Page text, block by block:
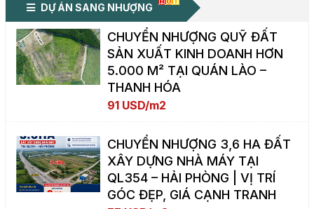
DỰ ÁN SANG NHƯỢNG
CHUYỂN NHƯỢNG QUỸ ĐẤT
SẢN XUẤT KINH DOANH HƠN
5.000 M² TẠI QUÁN LÀO –
THANH HÓA
91 USD/m2
CHUYỂN NHƯỢNG 3,6 HA ĐẤT
XÂY DỰNG NHÀ MÁY TẠI
QL354 – HẢI PHÒNG | VỊ TRÍ
GÓC ĐẸP, GIÁ CẠNH TRANH